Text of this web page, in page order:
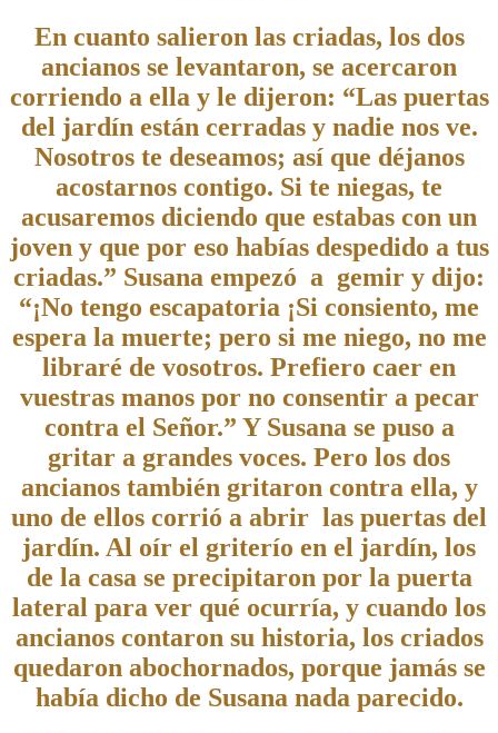
En cuanto salieron las criadas, los dos
ancianos se levantaron, se acercaron
corriendo a ella y le dijeron: “Las puertas
del jardín están cerradas y nadie nos ve.
Nosotros te deseamos; así que déjanos
acostarnos contigo. Si te niegas, te
acusaremos diciendo que estabas con un
joven y que por eso habías despedido a tus
criadas.” Susana empezó a gemir y dijo:
“¡No tengo escapatoria ¡Si consiento, me
espera la muerte; pero si me niego, no me
libraré de vosotros. Prefiero caer en
vuestras manos por no consentir a pecar
contra el Señor.” Y Susana se puso a
gritar a grandes voces. Pero los dos
ancianos también gritaron contra ella, y
uno de ellos corrió a abrir las puertas del
jardín. Al oír el griterío en el jardín, los
de la casa se precipitaron por la puerta
lateral para ver qué ocurría, y cuando los
ancianos contaron su historia, los criados
quedaron abochornados, porque jamás se
había dicho de Susana nada parecido.